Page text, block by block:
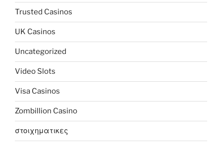
Trusted Casinos
UK Casinos
Uncategorized
Video Slots
Visa Casinos
Zombillion Casino
στοιχηματικες